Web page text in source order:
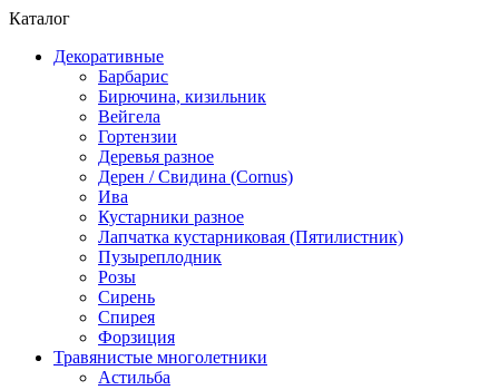
Каталог
Декоративные
Барбарис
Бирючина, кизильник
Вейгела
Гортензии
Деревья разное
Дерен / Свидина (Cornus)
Ива
Кустарники разное
Лапчатка кустарниковая (Пятилистник)
Пузыреплодник
Розы
Сирень
Спирея
Форзиция
Травянистые многолетники
Астильба